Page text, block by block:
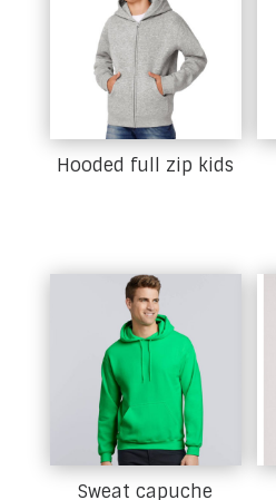
Hooded full zip kids
Sweat capuche